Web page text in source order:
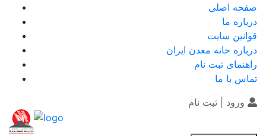
صفحه اصلی
درباره ما
قوانین سایت
درباره خانه معدن ایران
راهنمای ثبت نام
تماس با ما
ورود | ثبت نام